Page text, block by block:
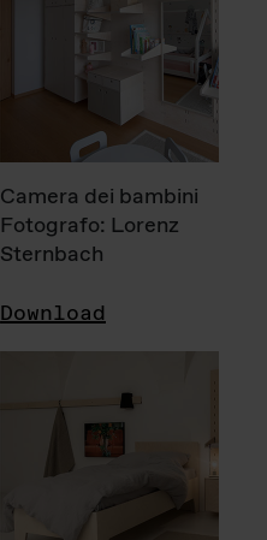
Camera dei bambini
Fotografo: Lorenz
Sternbach
Download